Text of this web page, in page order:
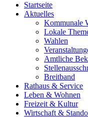
Startseite
Aktuelles
Kommunale
Lokale
Wahlen
Amtliche
Breitband
Rathaus & Service
Leben & Wohnen
Freizeit & Kultur
Wirtschaft &